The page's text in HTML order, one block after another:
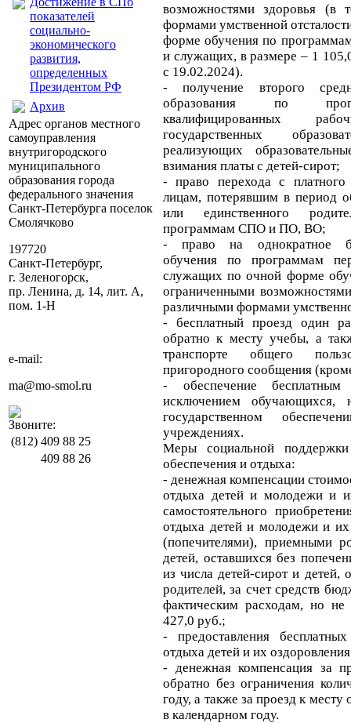
показателей
социально-
экономического
развития,
определенных
Президентом РФ
Архив
Адрес органов местного
самоуправления
внутригородского
муниципального
образования города
федерального значения
Санкт-Петербурга поселок
Смолячково
197720
Санкт-Петербург,
г. Зеленогорск,
пр. Ленина, д. 14, лит. А,
пом. 1-Н
e-mail:
ma@mo-smol.ru
Звоните:
(812) 409 88 25
409 88 26
возможностями здоровья (в
формами умственной
форме обучения по
и служащих, в размере – 1
с 19.02.2024).
- получение второго
образования по
квалифицированных
государственных
реализующих
взимания платы с детей-сирот;
- право перехода с платного
лицам, потерявшим в период
или единственного
программам СПО и ПО, ВО;
- право на однократное
обучения по программам
служащих по очной форме
ограниченными
различными формами
- бесплатный проезд один
обратно к месту учебы, а
транспорте общего
пригородного сообщения
- обеспечение
исключением обучающихся,
государственном
учреждениях.
Меры социальной
обеспечения и отдыха:
- денежная компенсации
отдыха детей и молодежи и
самостоятельного
отдыха детей и молодежи и
(попечителями), приемными
детей, оставшихся без
из числа детей-сирот и детей,
родителей, за счет средств
фактическим расходам, но
427,0 руб.;
- предоставления
отдыха детей и их
- денежная компенсация за
обратно без ограничения
году, а также за проезд к
в календарном году.